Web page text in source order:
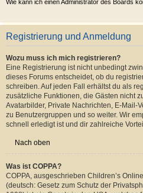
Wer hat diese Forensoftware entwickelt?
Warum ist Funktion x oder y nicht enthalten?
An wen soll ich mich wenden, falls es
Wie kann ich einen Administrator des Boards
Registrierung und Anmeldung
Wozu muss ich mich registrieren?
Eine Registrierung ist nicht unbedingt
schreiben. Auf jeden Fall erhältst du als
zusätzliche Funktionen, die Gästen nicht
Avatarbilder, Private Nachrichten, E-Mail-
zu Benutzergruppen und so weiter. Wir
schnell erledigt ist und dir zahlreiche